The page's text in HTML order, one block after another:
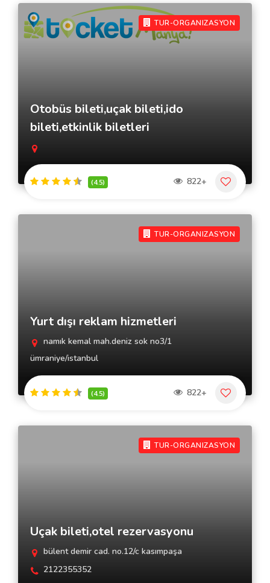
TUR-ORGANIZASYON
Otobüs bileti,uçak bileti,ido
bileti,etkinlik biletleri
(4.5) 822+
TUR-ORGANIZASYON
Yurt dışı reklam hizmetleri
namık kemal mah.deniz sok no3/1
ümraniye/istanbul
(4.5) 822+
TUR-ORGANIZASYON
Uçak bileti,otel rezervasyonu
bülent demir cad. no.12/c kasımpaşa
2122355352